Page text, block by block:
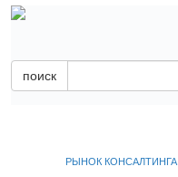
поиск
РЫНОК КОНСАЛТИНГА